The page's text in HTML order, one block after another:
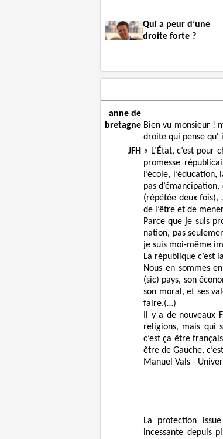
Qui a peur d’une
droite forte ?
anne de
bretagne Bien vu monsieur !
droite qui pense qu'
JFH « L’État, c’est pour
promesse
l’école,
pas
(répétée deux
de l’être et de
Parce que je suis
nation, pas
je suis moi-même
La république c’est
Nous en sommes
(sic) pays, son
son moral, et ses
faire.(…)
Il y a de nouveaux
religions, mais qui
c’est ça être
être de Gauche,
Manuel Vals -
La protection
incessante depuis